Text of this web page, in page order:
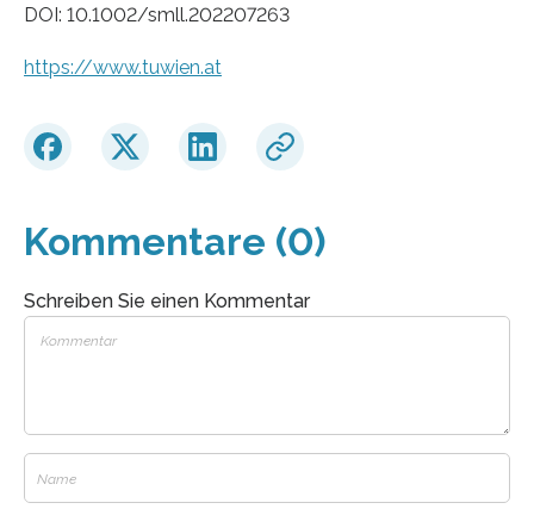
DOI: 10.1002/smll.202207263
https://www.tuwien.at
Kommentare (0)
Schreiben Sie einen Kommentar